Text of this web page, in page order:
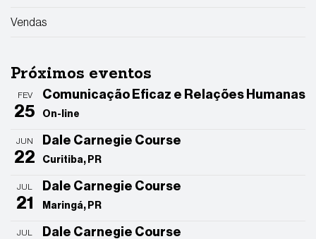
Vendas
Próximos eventos
FEV
25
Comunicação Eficaz e Relações Humanas
On-line
JUN
22
Dale Carnegie Course
Curitiba, PR
JUL
21
Dale Carnegie Course
Maringá, PR
JUL Dale Carnegie Course